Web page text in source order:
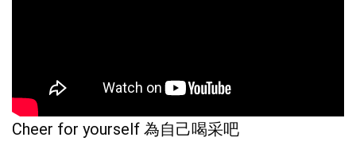
Cheer for yourself 為自己喝采吧